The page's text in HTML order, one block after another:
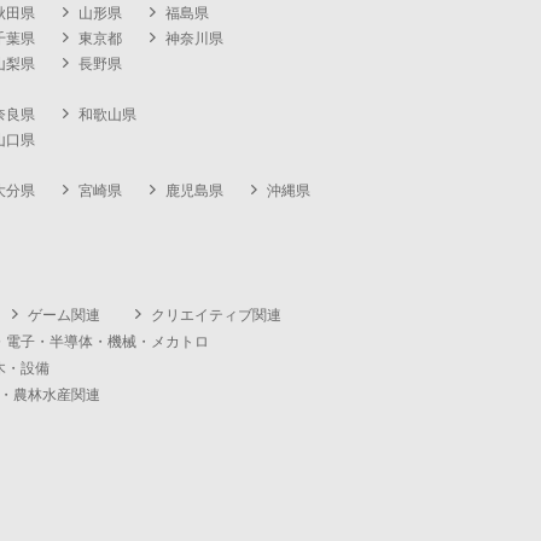
田県 山形県
福島県
葉県 東京都
神奈川県
梨県
長野県
良県
和歌山県
口県
分県 宮崎県 鹿児島県
沖縄県
ゲーム関連
クリエイティブ関連
電子・半導体・機械・メカトロ
・設備
農林水産関連